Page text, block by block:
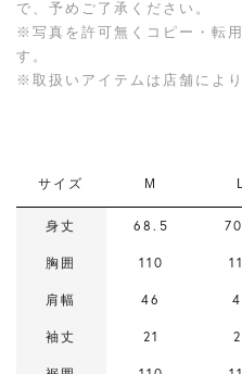
で、予めご了承ください。
※写真を許可無くコピー・転
す。
※取扱いアイテムは店舗によ
サイズ M L
身丈 68.5
胸囲 110
肩幅 46
袖丈 21